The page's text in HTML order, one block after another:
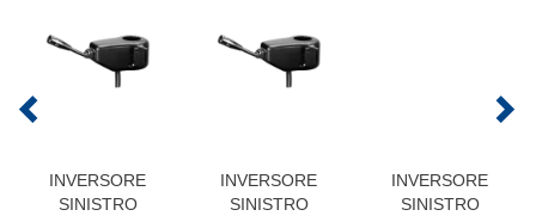
INVERSORE
SINISTRO
INVERSORE
SINISTRO
INVERSORE
SINISTRO